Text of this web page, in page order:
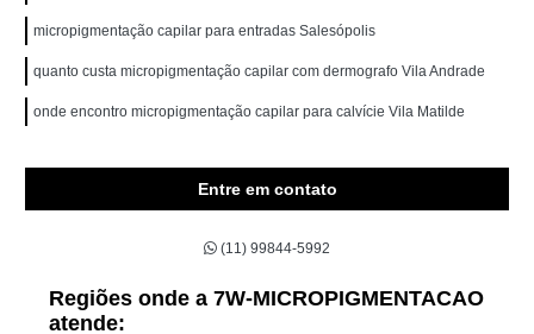
micropigmentação capilar para entradas Salesópolis
quanto custa micropigmentação capilar com dermografo Vila Andrade
onde encontro micropigmentação capilar para calvície Vila Matilde
Entre em contato
(11) 99844-5992
Regiões onde a 7W-MICROPIGMENTACAO
atende: